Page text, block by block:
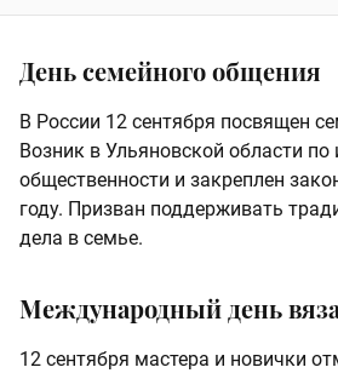
День семейного общения
В России 12 сентября посвящен
Возник в Ульяновской области по
общественности и закреплен
году. Призван поддерживать
дела в семье.
Международный день
12 сентября мастера и новички